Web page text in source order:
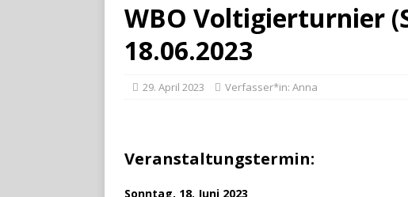
WBO Voltigierturnier
18.06.2023
29. April 2023 Verfasser*in: Anna
Veranstaltungstermin:
Sonntag, 18. Juni 2023